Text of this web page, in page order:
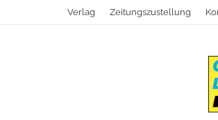
Verlag Zeitungszustellung